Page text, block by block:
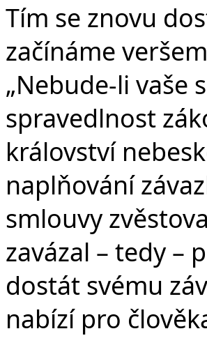
Tím se znovu
začínáme
„Nebude-li vaše
spravedlnost
království
naplňování
smlouvy
zavázal – tedy –
dostát svému
nabízí pro